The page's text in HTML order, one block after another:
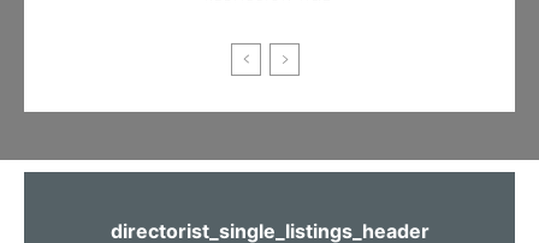
directorist_single_listings_header